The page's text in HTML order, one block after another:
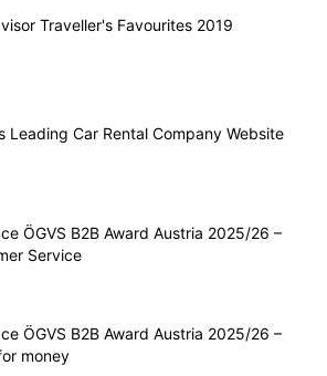
Traveller's Favourites 2019
Leading Car Rental Company Website
ÖGVS B2B Award Austria 2025/26 –
Service
ÖGVS B2B Award Austria 2025/26 –
money